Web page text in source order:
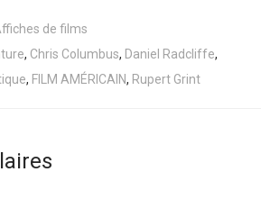
de films
, Chris Columbus, Daniel Radcliffe,
, FILM AMÉRICAIN, Rupert Grint